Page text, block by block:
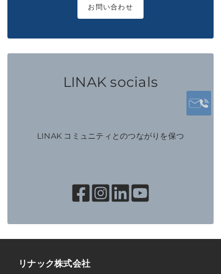
お問い合わせ
LINAK socials
LINAK コミュニティとのつながりを保つ
リナック株式会社